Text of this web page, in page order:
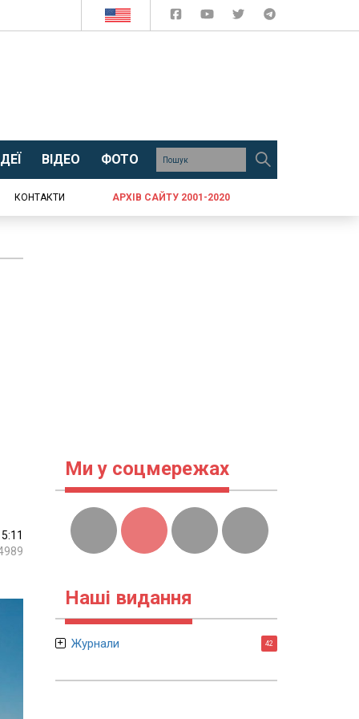
ВІДЕО ФОТО
КОНТАКТИ АРХІВ САЙТУ 2001-2020
Ми у соцмережах
Наші видання
Журнали 42